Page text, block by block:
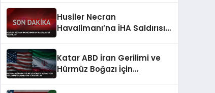
Husiler Necran
Havalimanı’na İHA Saldırısı
Katar ABD İran Gerilimi ve
Hürmüz Boğazı İçin